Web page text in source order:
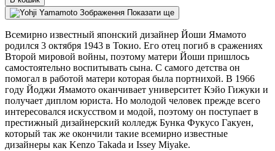
Показати ще
Всемирно известный японский дизайнер Йоши Ямамото
родился 3 октября 1943 в Токио. Его отец погиб в сражениях
Второй мировой войны, поэтому матери Йоши пришлось
самостоятельно воспитывать сына. С самого детства он
помогал в работой матери которая была портнихой. В 1966
году Йоджи Ямамото оканчивает университет Кэйо Гижуки и
получает диплом юриста. Но молодой человек прежде всего
интересовался искусством и модой, поэтому он поступает в
престижный дизайнерский колледж Бунка Фукусо Гакуен,
который так же окончили такие всемирно известные
дизайнеры как Kenzo Takada и Issey Miyake.